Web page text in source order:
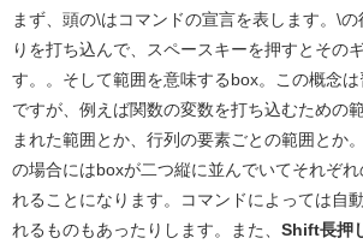
まず、頭の\はコマンドの宣言を表します。\
りを打ち込んで、スペースキーを押すとその
す。。そして範囲を意味するbox。この概念
ですが、例えば関数の変数を打ち込むための
まれた範囲とか、行列の要素ごとの範囲とか
の場合にはboxが二つ縦に並んでいてそれぞれ
れることになります。コマンドによっては自
れるものもあったりします。また、 Shift長押